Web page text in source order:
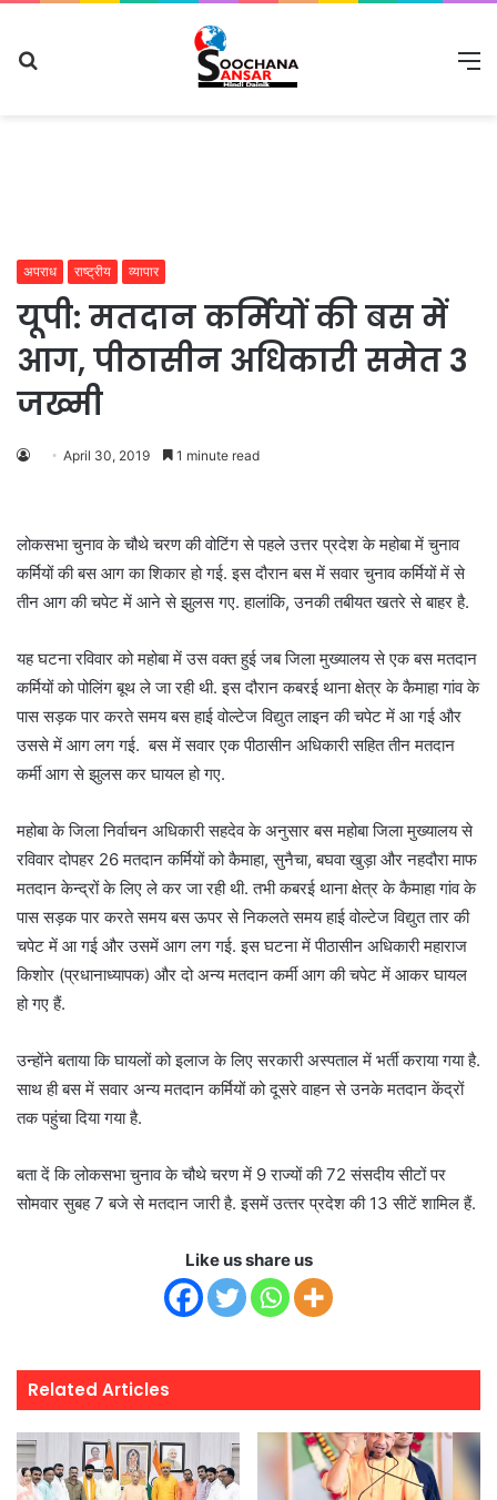
अपराध राष्ट्रीय व्यापार
यूपी: मतदान कर्मियों की बस में
आग, पीठासीन अधिकारी समेत 3
जख्मी
April 30, 2019 1 minute read
लोकसभा चुनाव के चौथे चरण की वोटिंग से पहले उत्तर प्रदेश के महोबा में चुनाव
कर्मियों की बस आग का शिकार हो गई. इस दौरान बस में सवार चुनाव कर्मियों में से
तीन आग की चपेट में आने से झुलस गए. हालांकि, उनकी तबीयत खतरे से बाहर है.
यह घटना रविवार को महोबा में उस वक्त हुई जब जिला मुख्यालय से एक बस मतदान
कर्मियों को पोलिंग बूथ ले जा रही थी. इस दौरान कबरई थाना क्षेत्र के कैमाहा गांव के
पास सड़क पार करते समय बस हाई वोल्टेज विद्युत लाइन की चपेट में आ गई और
उससे में आग लग गई. बस में सवार एक पीठासीन अधिकारी सहित तीन मतदान
कर्मी आग से झुलस कर घायल हो गए.
महोबा के जिला निर्वाचन अधिकारी सहदेव के अनुसार बस महोबा जिला मुख्यालय से
रविवार दोपहर 26 मतदान कर्मियों को कैमाहा, सुनैचा, बघवा खुड़ा और नहदौरा माफ
मतदान केन्द्रों के लिए ले कर जा रही थी. तभी कबरई थाना क्षेत्र के कैमाहा गांव के
पास सड़क पार करते समय बस ऊपर से निकलते समय हाई वोल्टेज विद्युत तार की
चपेट में आ गई और उसमें आग लग गई. इस घटना में पीठासीन अधिकारी महाराज
किशोर (प्रधानाध्यापक) और दो अन्य मतदान कर्मी आग की चपेट में आकर घायल
हो गए हैं.
उन्होंने बताया कि घायलों को इलाज के लिए सरकारी अस्पताल में भर्ती कराया गया है.
साथ ही बस में सवार अन्य मतदान कर्मियों को दूसरे वाहन से उनके मतदान केंद्रों
तक पहुंचा दिया गया है.
बता दें कि लोकसभा चुनाव के चौथे चरण में 9 राज्यों की 72 संसदीय सीटों पर
सोमवार सुबह 7 बजे से मतदान जारी है. इसमें उत्‍तर प्रदेश की 13 सीटें शामिल हैं.
Like us share us
Related Articles